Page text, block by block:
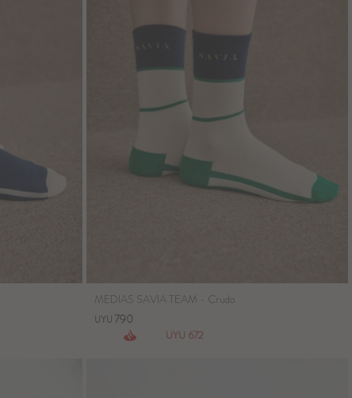
MEDIAS SAVIA TEAM - Crudo
UYU 790
UYU 672